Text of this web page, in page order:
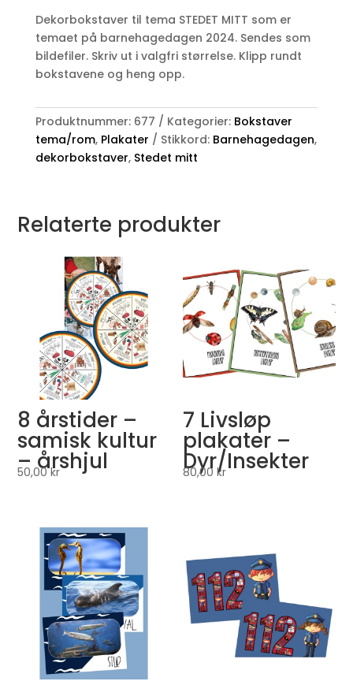
MITT
-
bokstaver
antall
Dekorbokstaver til tema STEDET MITT som er
temaet på barnehagedagen 2024. Sendes som
bildefiler. Skriv ut i valgfri størrelse. Klipp rundt
bokstavene og heng opp.
Produktnummer: 677 Kategorier: Bokstaver
tema/rom, Plakater Stikkord: Barnehagedagen,
dekorbokstaver, Stedet mitt
Relaterte produkter
8 årstider –
samisk kultur
– årshjul
50,00kr
7 Livsløp
plakater –
Dyr/Insekter
80,00kr